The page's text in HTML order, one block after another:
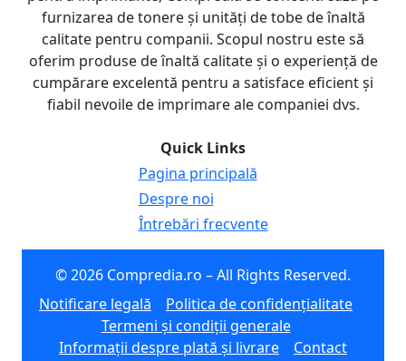
furnizarea de tonere și unități de tobe de înaltă
calitate pentru companii. Scopul nostru este să
oferim produse de înaltă calitate și o experiență de
cumpărare excelentă pentru a satisface eficient și
fiabil nevoile de imprimare ale companiei dvs.
Quick Links
Pagina principală
Despre noi
Întrebări frecvente
© 2026 Compredia.ro – All Rights Reserved.
Notificare legală
Politica de confidențialitate
Termeni și condiții generale
Informații despre plată și livrare
Contact